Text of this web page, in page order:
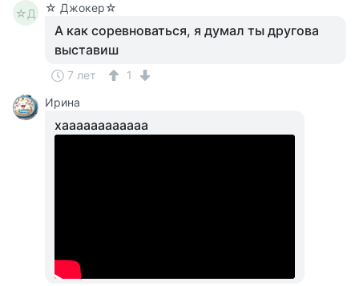
☆Д ☆ Джокер☆
А как соревноваться, я думал ты другова
выставиш
7 лет
1
Ирина
хаааааааааааа